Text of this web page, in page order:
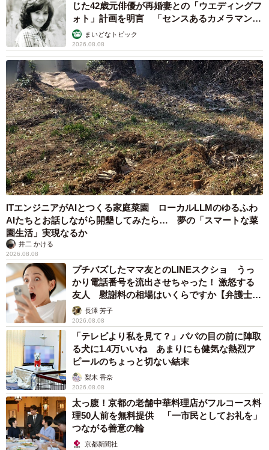
じた42歳元俳優が再婚妻との「ウエディングフ
ォト」計画を明言 「センスあるカメラマン求
む」まいどなトピック
2026.08.08
ITエンジニアがAIとつくる家庭菜園 ローカルLLMのゆるふわ
AIたちとお話しながら開墾してみたら… 夢の「スマートな菜
園生活」実現なるか
井二 かける
2026.08.08
プチバズしたママ友とのLINEスクショ うっ
かり電話番号を流出させちゃった！ 激怒する
友人 慰謝料の相場はいくらですか【弁護士が
解説】長澤 芳子
2026.08.08
「テレビより私を見て？」パパの目の前に陣取
る犬に1.4万いいね あまりにも健気な熱烈ア
ピールのちょっと切ない結末
梨木 香奈
2026.08.08
太っ腹！京都の老舗中華料理店がフルコース料
理50人前を無料提供 「一市民としてお礼を」
つながる善意の輪
京都新聞社